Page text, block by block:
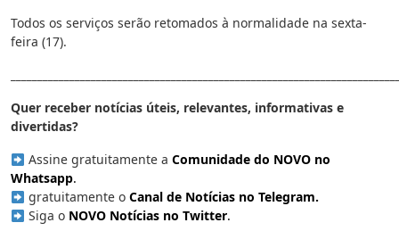
Todos os serviços serão retomados à normalidade na sexta-
feira (17).
Quer receber notícias úteis, relevantes, informativas e
divertidas?
Assine gratuitamente a Comunidade do NOVO no
Whatsapp.
gratuitamente o Canal de Notícias no Telegram.
Siga o NOVO Notícias no Twitter.